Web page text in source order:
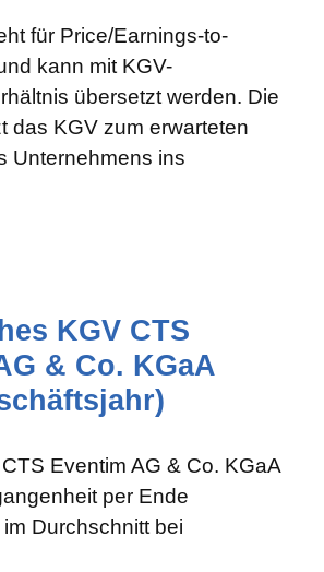
für Price/Earnings-to-
kann mit KGV-
übersetzt werden. Die
das KGV zum erwarteten
Unternehmens ins
KGV CTS
& Co. KGaA
Eventim AG & Co. KGaA
per Ende
Durchschnitt bei